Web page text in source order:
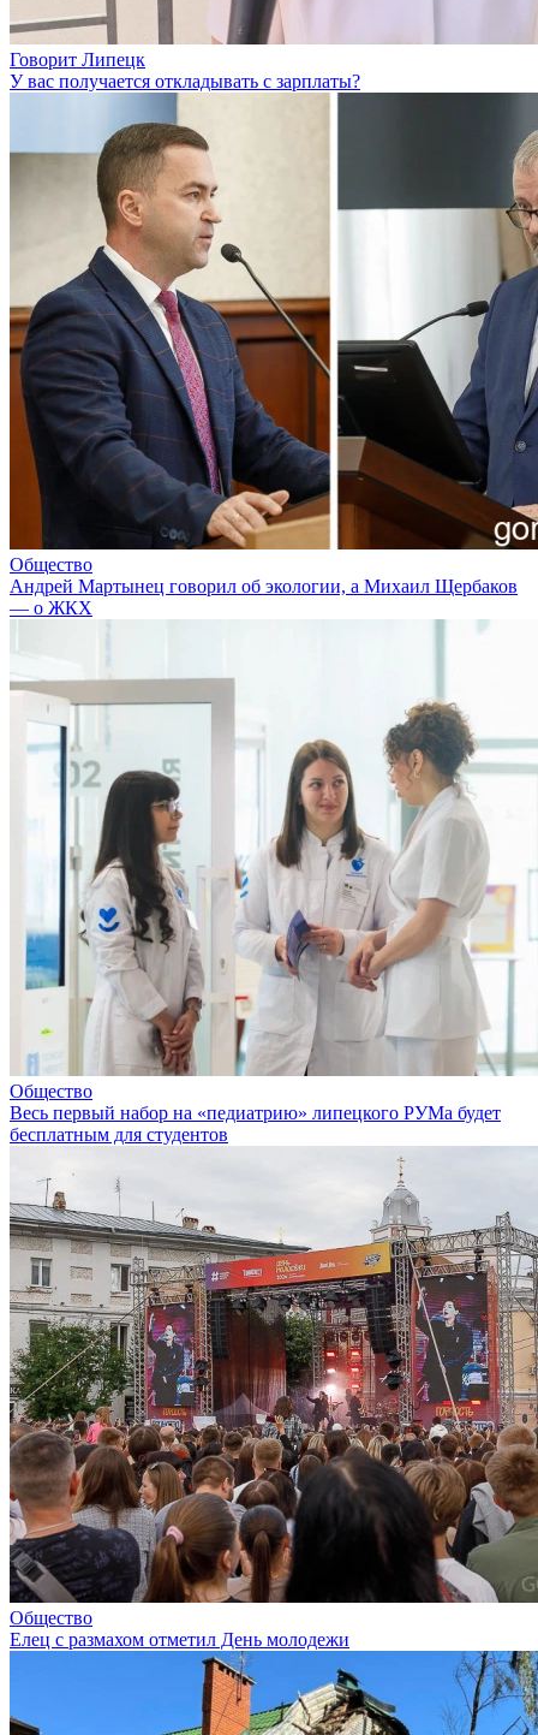
Говорит Липецк
У вас получается откладывать с зарплаты?
Общество
Андрей Мартынец говорил об экологии, а Михаил Щербаков
— о ЖКХ
Общество
Весь первый набор на «педиатрию» липецкого РУМа будет
бесплатным для студентов
Общество
Елец с размахом отметил День молодежи